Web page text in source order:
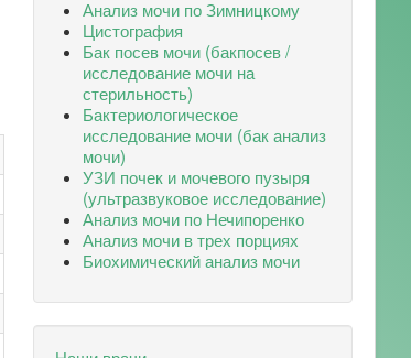
Анализ мочи по Зимницкому
Цистография
Бак посев мочи (бакпосев /
исследование мочи на
стерильность)
Бактериологическое
исследование мочи (бак анализ
мочи)
УЗИ почек и мочевого пузыря
(ультразвуковое исследование)
Анализ мочи по Нечипоренко
Анализ мочи в трех порциях
Биохимический анализ мочи